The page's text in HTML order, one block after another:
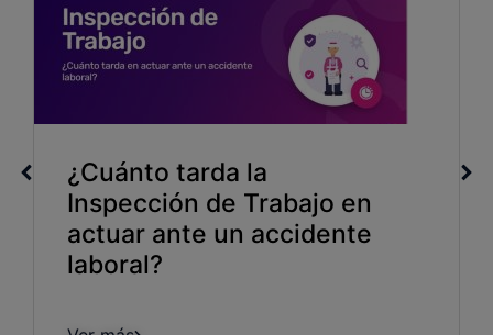
¿Cuánto tarda la
Inspección de Trabajo en
actuar ante un accidente
laboral?